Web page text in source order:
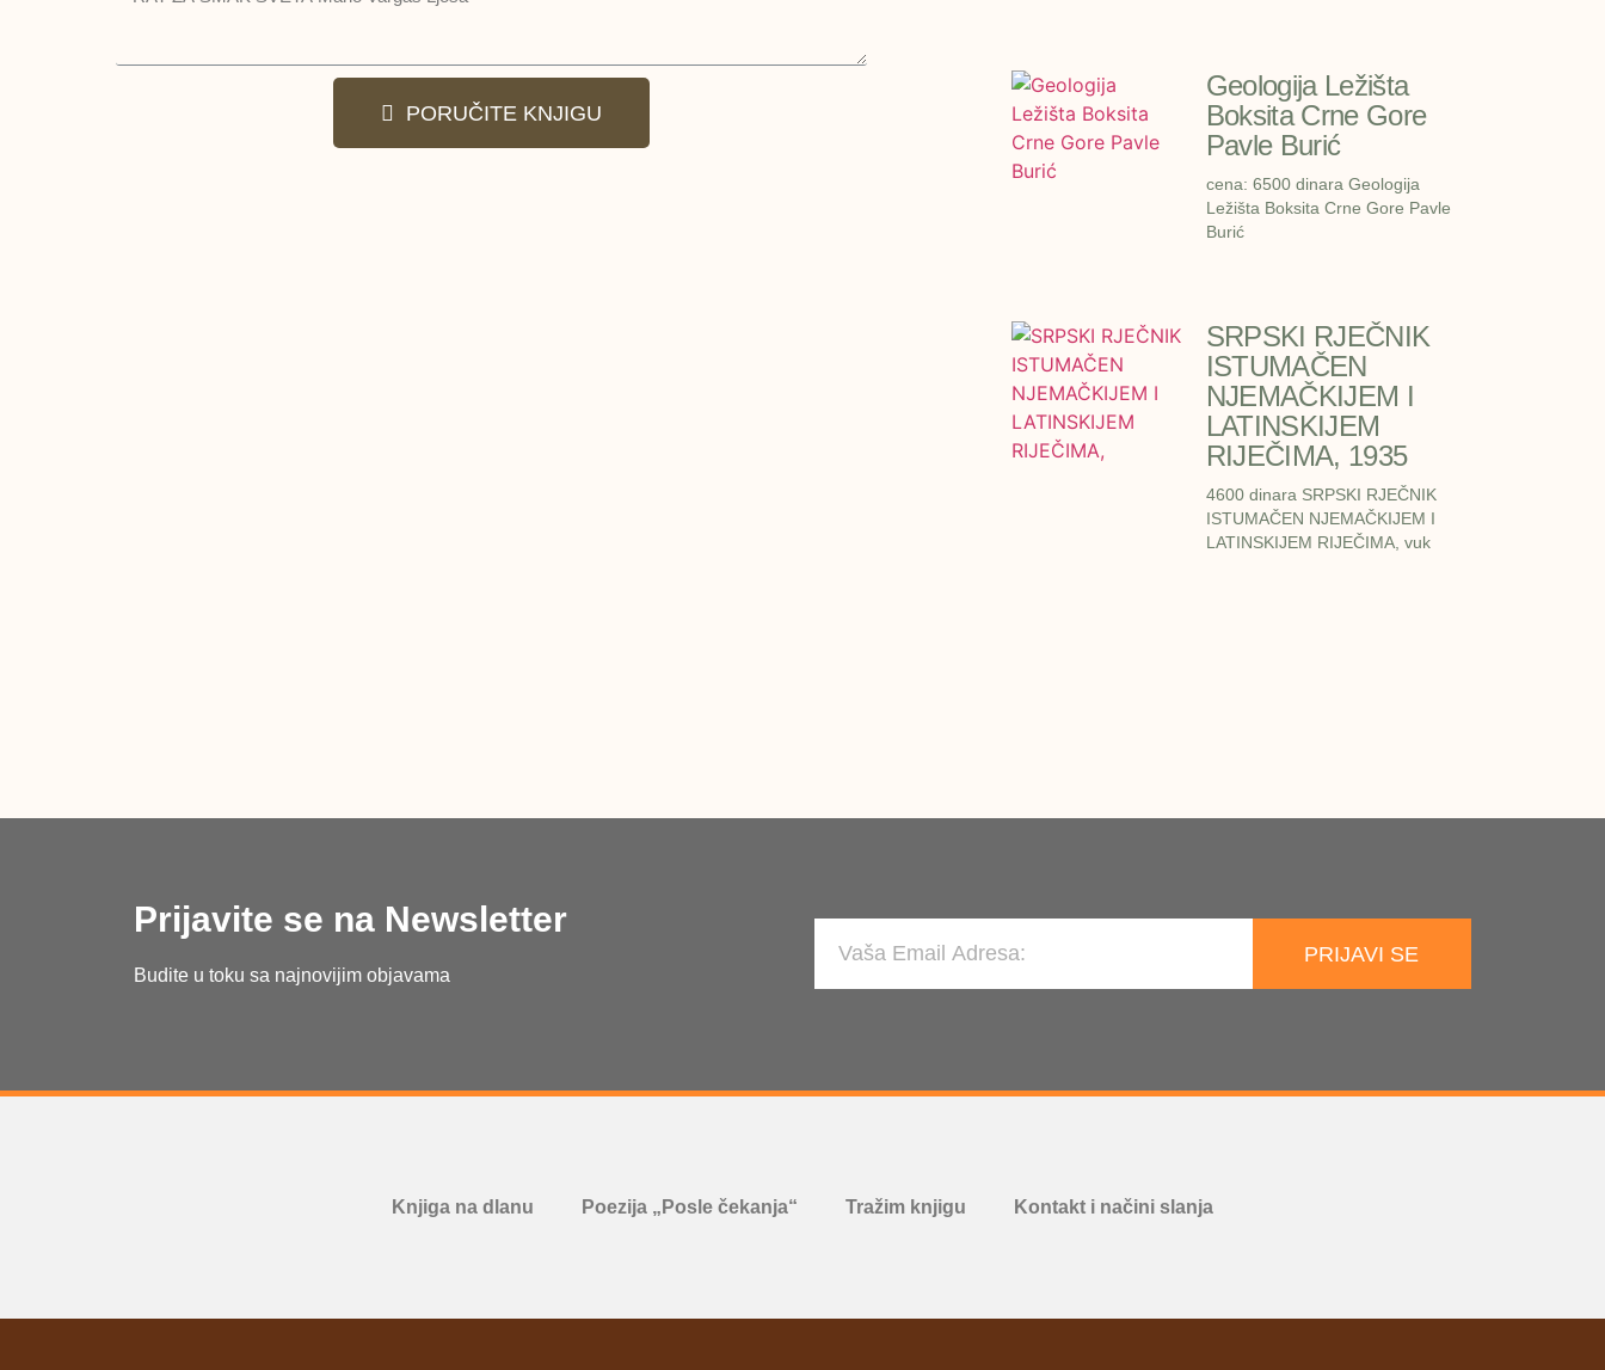
PORUČITE KNJIGU
Geologija Ležišta
Boksita Crne Gore
Pavle Burić
cena: 6500 dinara Geologija
Ležišta Boksita Crne Gore Pavle
Burić
SRPSKI RJEČNIK
ISTUMAČEN
NJEMAČKIJEM I
LATINSKIJEM
RIJEČIMA, 1935
4600 dinara SRPSKI RJEČNIK
ISTUMAČEN NJEMAČKIJEM I
LATINSKIJEM RIJEČIMA, vuk
Prijavite se na Newsletter
Budite u toku sa najnovijim objavama
PRIJAVI SE
Knjiga na dlanu Poezija „Posle čekanja“ Tražim knjigu Kontakt i načini slanja